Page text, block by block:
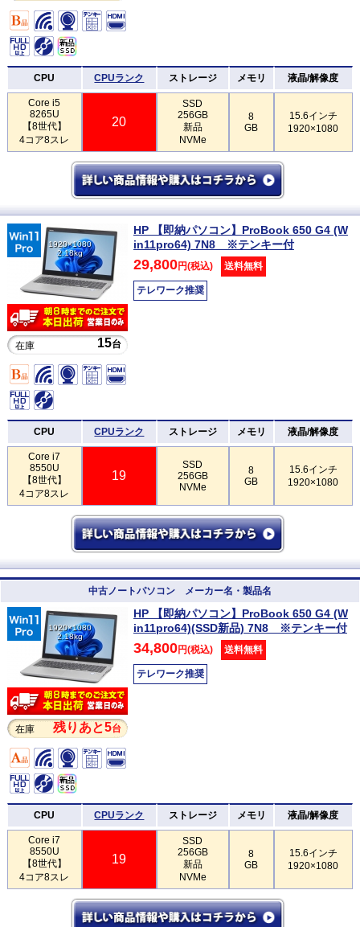
CPU CPUランク ストレージ メモリ 液晶/解像度
Core i5
8265U
【8世代】
4コア8スレ
20
SSD
256GB
新品
NVMe
8
GB
15.6インチ
1920×1080
1920×1080
2.18kg
在庫 15台
HP 【即納パソコン】ProBook 650 G4 (W
in11pro64) 7N8 ※テンキー付
29,800円(税込) 送料無料
テレワーク推奨
CPU CPUランク ストレージ メモリ 液晶/解像度
Core i7
8550U
【8世代】
4コア8スレ
19
SSD
256GB
NVMe
8
GB
15.6インチ
1920×1080
中古ノートパソコン メーカー名・製品名
1920×1080
2.18kg
在庫 残りあと5台
HP 【即納パソコン】ProBook 650 G4 (W
in11pro64)(SSD新品) 7N8 ※テンキー付
34,800円(税込) 送料無料
テレワーク推奨
CPU CPUランク ストレージ メモリ 液晶/解像度
Core i7
8550U
【8世代】
4コア8スレ
19
SSD
256GB
新品
NVMe
8
GB
15.6インチ
1920×1080